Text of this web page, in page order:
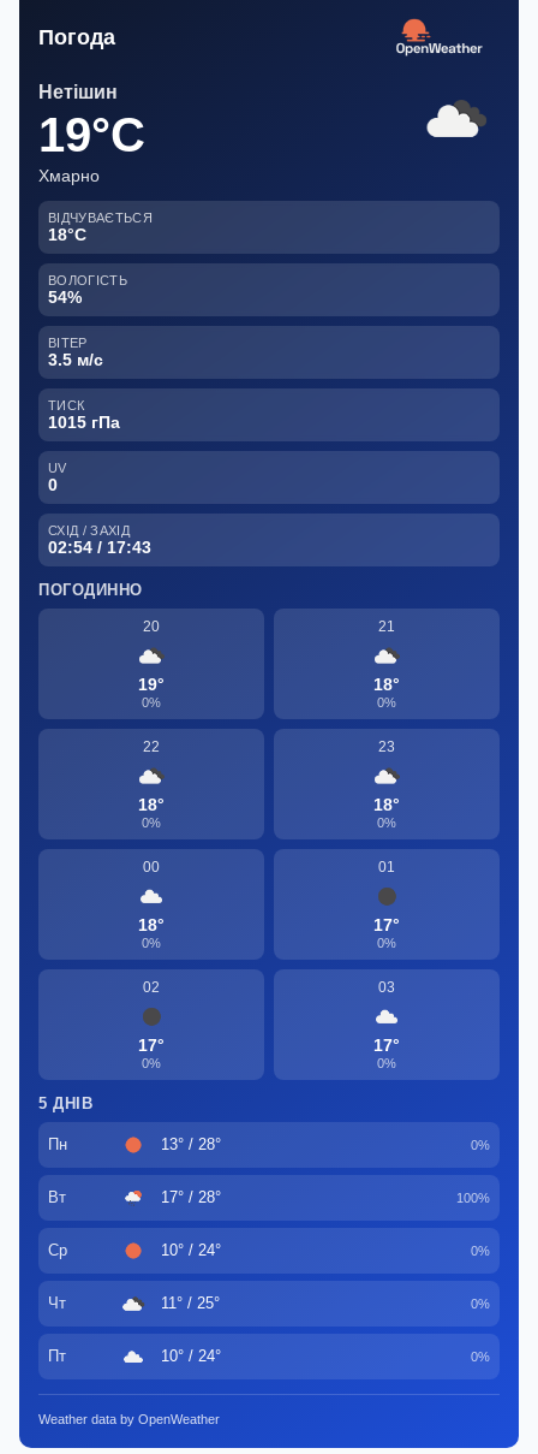
Погода
Нетішин
19°C
Хмарно
ВІДЧУВАЄТЬСЯ
18°C
ВОЛОГІСТЬ
54%
ВІТЕР
3.5 м/с
ТИСК
1015 гПа
UV
0
СХІД / ЗАХІД
02:54 / 17:43
ПОГОДИННО
20
19°
0%
21
18°
0%
22
18°
0%
23
18°
0%
00
18°
0%
01
17°
0%
02
17°
0%
03
17°
0%
5 ДНІВ
Пн 13° / 28° 0%
Вт 17° / 28° 100%
Ср 10° / 24° 0%
Чт 11° / 25° 0%
Пт 10° / 24° 0%
Weather data by OpenWeather